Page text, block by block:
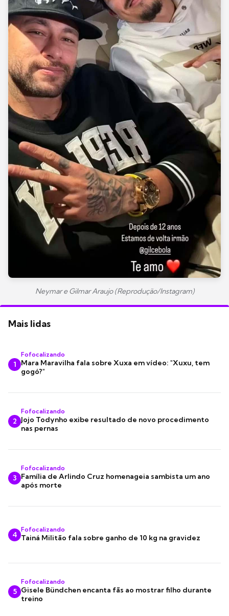
Neymar e Gilmar Araujo (Reprodução/Instagram)
Mais lidas
1
Fofocalizando
Mara Maravilha fala sobre Xuxa em vídeo: "Xuxu, tem
gogó?"
2
Fofocalizando
Jojo Todynho exibe resultado de novo procedimento
nas pernas
3
Fofocalizando
Família de Arlindo Cruz homenageia sambista um ano
após morte
4
Fofocalizando
Tainá Militão fala sobre ganho de 10 kg na gravidez
5
Fofocalizando
Gisele Bündchen encanta fãs ao mostrar filho durante
treino